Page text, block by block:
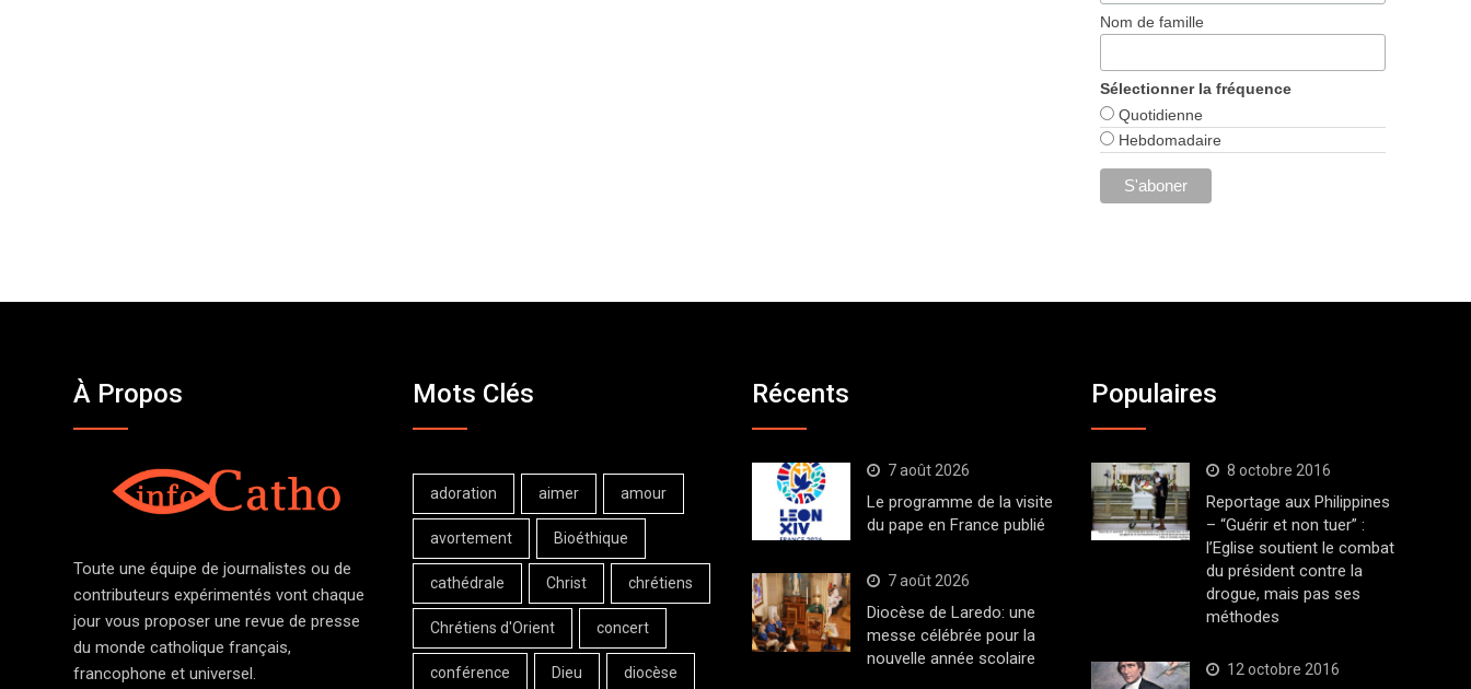
Nom de famille
Sélectionner la fréquence
Quotidienne
Hebdomadaire
À Propos
Toute une équipe de journalistes ou de
contributeurs expérimentés vont chaque
jour vous proposer une revue de presse
du monde catholique français,
francophone et universel.
Mots Clés
adoration aimer amour
avortement Bioéthique
cathédrale Christ chrétiens
Chrétiens d'Orient concert
conférence Dieu diocèse
Récents
7 août 2026
Le programme de la visite
du pape en France publié
7 août 2026
Diocèse de Laredo: une
messe célébrée pour la
nouvelle année scolaire
Populaires
8 octobre 2016
Reportage aux Philippines
– “Guérir et non tuer” :
l’Eglise soutient le combat
du président contre la
drogue, mais pas ses
méthodes
12 octobre 2016